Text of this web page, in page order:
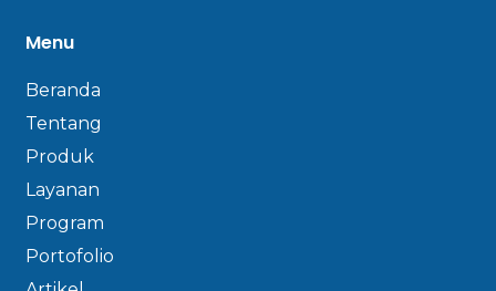
Menu
Beranda
Tentang
Produk
Layanan
Program
Portofolio